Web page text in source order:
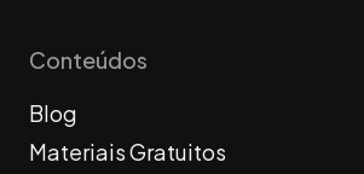
Conteúdos
Blog
Materiais Gratuitos